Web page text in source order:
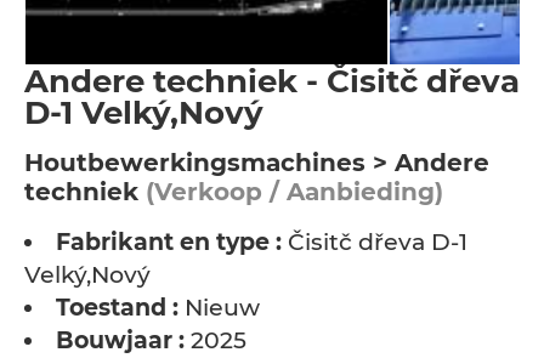
Andere techniek - Čisitč dřeva
D-1 Velký,Nový
Houtbewerkingsmachines > Andere
techniek (Verkoop / Aanbieding)
Fabrikant en type : Čisitč dřeva D-1
Velký,Nový
Toestand : Nieuw
Bouwjaar : 2025